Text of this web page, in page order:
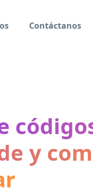
Contáctanos
y